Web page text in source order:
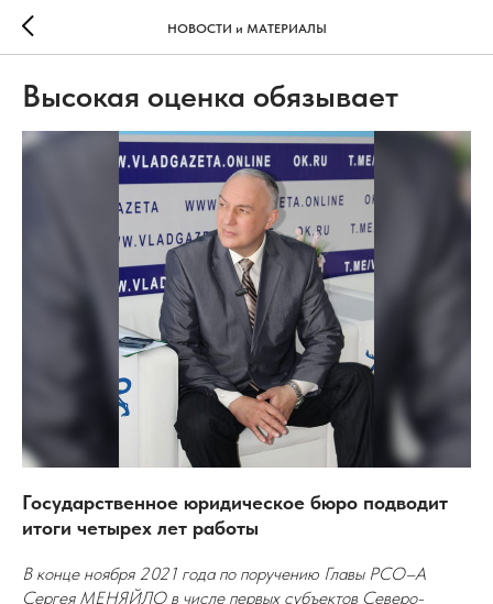
НОВОСТИ и МАТЕРИАЛЫ
Высокая оценка обязывает
Государственное юридическое бюро подводит
итоги четырех лет работы
В конце ноября 2021 года по поручению Главы РСО–А
Сергея МЕНЯЙЛО в числе первых субъектов Северо-